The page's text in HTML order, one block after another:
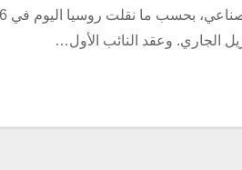
الجاري. وعقد النائب الأول…